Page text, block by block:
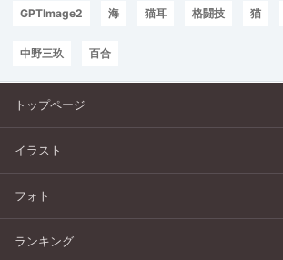
GPTImage2 海 猫耳 格闘技 猫
中野三玖 百合
トップページ
イラスト
フォト
ランキング